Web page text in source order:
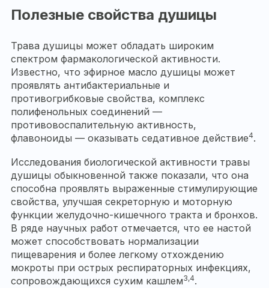
Полезные свойства душицы
Трава душицы может обладать широким
спектром фармакологической активности.
Известно, что эфирное масло душицы может
проявлять антибактериальные и
противогрибковые свойства, комплекс
полифенольных соединений —
противовоспалительную активность,
флавоноиды — оказывать седативное действие4.
Исследования биологической активности травы
душицы обыкновенной также показали, что она
способна проявлять выраженные стимулирующие
свойства, улучшая секреторную и моторную
функции желудочно-кишечного тракта и бронхов.
В ряде научных работ отмечается, что ее настой
может способствовать нормализации
пищеварения и более легкому отхождению
мокроты при острых респираторных инфекциях,
сопровождающихся сухим кашлем3,4.